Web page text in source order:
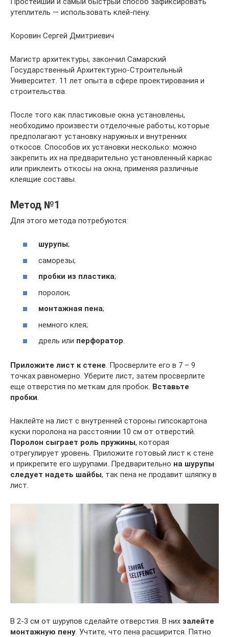
утеплитель — использовать клей-пену.
Коровин Сергей Дмитриевич
Магистр архитектуры, закончил Самарский
Государственный Архитектурно-Строительный
Университет. 11 лет опыта в сфере проектирования и
строительства.
После того как пластиковые окна установлены,
необходимо произвести отделочные работы, которые
предполагают установку наружных и внутренних
откосов. Способов их установки несколько: можно
закрепить их на предварительно установленный каркас
или приклеить откосы на окна, применяя различные
клеящие составы.
Метод №1
Для этого метода потребуются:
шурупы;
саморезы;
пробки из пластика;
поролон;
монтажная пена;
немного клея;
дрель или перфоратор.
Приложите лист к стене. Просверлите его в 7 – 9
точках равномерно. Уберите лист, затем просверлите
еще отверстия по меткам для пробок. Вставьте
пробки.
Наклейте на лист с внутренней стороны гипсокартона
куски поролона на расстоянии 10 см от отверстий.
Поролон сыграет роль пружины, которая
отрегулирует уровень. Приложите готовый лист к стене
и прикрепите его шурупами. Предварительно на шурупы
следует надеть шайбы, так пена не продавит шляпку в
лист.
В 2-3 см от шурупов сделайте отверстия. В них залейте
монтажную пену. Учтите, что пена расширится. Пятно